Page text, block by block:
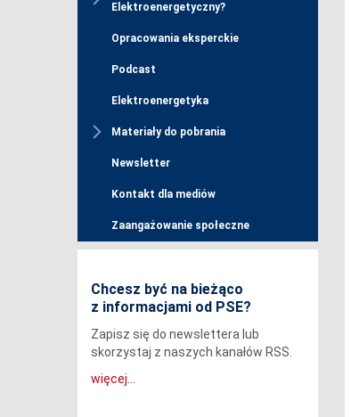
Elektroenergetyczny?
Opracowania eksperckie
Podcast
Elektroenergetyka
Materiały do pobrania
Newsletter
Kontakt dla mediów
Zaangażowanie społeczne
Chcesz być na bieżąco
z informacjami od PSE?
Zapisz się do newslettera lub
skorzystaj z naszych kanałów RSS.
więcej...